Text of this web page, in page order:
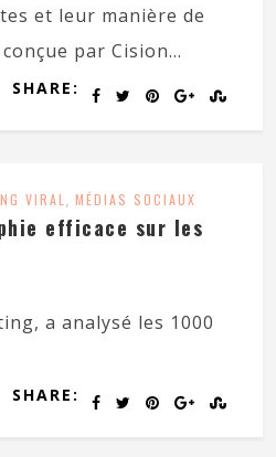
et leur manière de
par Cision...
SHARE:
VIRAL , MÉDIAS SOCIAUX
efficace sur les
a analysé les 1000
SHARE: